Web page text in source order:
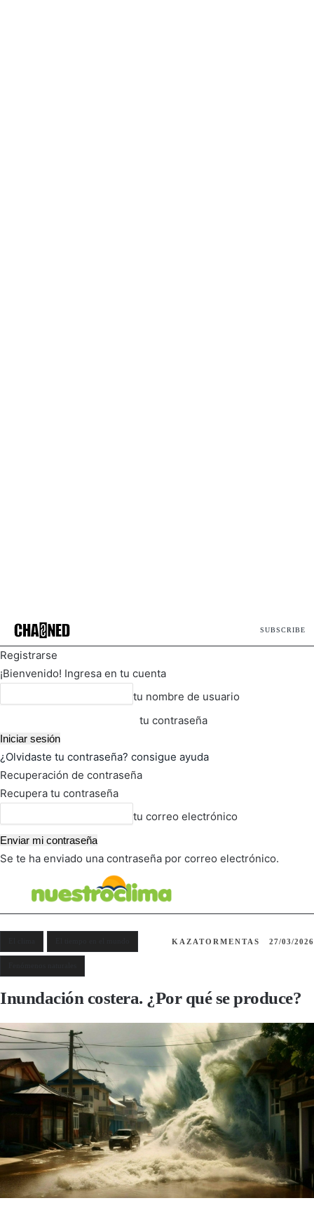
SUBSCRIBE
Registrarse
¡Bienvenido! Ingresa en tu cuenta
tu nombre de usuario
tu contraseña
¿Olvidaste tu contraseña? consigue ayuda
Recuperación de contraseña
Recupera tu contraseña
tu correo electrónico
Se te ha enviado una contraseña por correo electrónico.
KAZATORMENTAS 27/03/2026
Inundación costera. ¿Por qué se produce?